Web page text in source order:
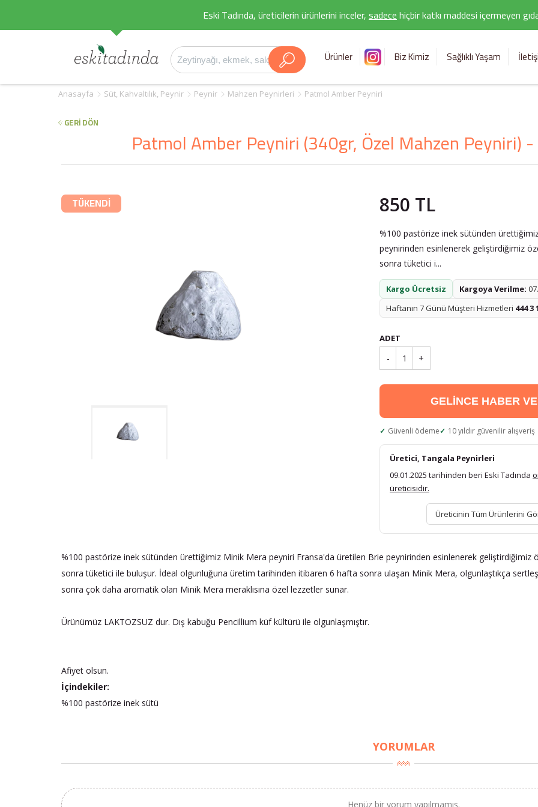
Eski Tadında, üreticilerin ürünlerini inceler,sadecehiçbir katkı maddesi içermeyen
Ürünler Biz Kimiz Sağlıklı Yaşam
Anasayfa Süt, Kahvaltılık, Peynir Peynir Mahzen Peynirleri Patmol Amber Peyniri
GERİ DÖN
Patmol Amber Peyniri (340gr, Özel Mahzen Peyniri)
TÜKENDİ 850 TL
%100 pastörize inek sütünden
peynirinden esinlenerek geliştirdiğimiz
sonra tüketici i...
Kargo Ücretsiz Kargoya Verilme:
Haftanın 7 Günü Müşteri Hizmetleri 444 3
ADET
- 1 +
GELİNCE HABER
Güvenli ödeme 10 yıldır güvenilir alışveriş
Üretici, Tangala Peynirleri
09.01.2025 tarihinden beri Eski Tadında
üreticisidir.
Üreticinin Tüm Ürünlerini
%100 pastörize inek sütünden ürettiğimiz Minik Mera peyniri Fransa'da üretilen Brie peynirinden esinlenerek geliştirdiğimiz
sonra tüketici ile buluşur. İdeal olgunluğuna üretim tarihinden itibaren 6 hafta sonra ulaşan Minik Mera, olgunlaştıkça
sonra çok daha aromatik olan Minik Mera meraklısına özel lezzetler sunar.
Ürünümüz LAKTOZSUZ dur. Dış kabuğu Pencillium küf kültürü ile olgunlaşmıştır.
Afiyet olsun.
İçindekiler:
%100 pastörize inek sütü
YORUMLAR
Henüz bir yorum yapılmamış.